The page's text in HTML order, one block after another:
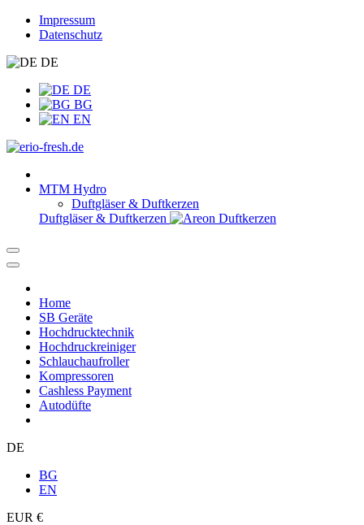
Impressum
Datenschutz
DE
DE
BG
EN
MTM Hydro
Duftgläser & Duftkerzen
Duftgläser & Duftkerzen
Home
SB Geräte
Hochdrucktechnik
Hochdruckreiniger
Schlauchaufroller
Kompressoren
Cashless Payment
Autodüfte
DE
BG
EN
EUR €